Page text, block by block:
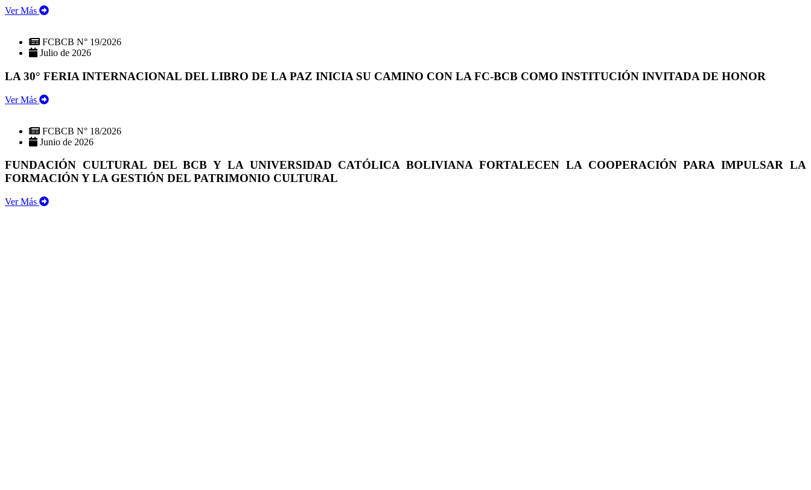
Ver Más
FCBCB N° 19/2026
Julio de 2026
LA 30° FERIA INTERNACIONAL DEL LIBRO DE LA PAZ INICIA SU CAMINO CON LA FC-BCB COMO INSTITUCIÓN INVITADA DE HONOR
Ver Más
FCBCB N° 18/2026
Junio de 2026
FUNDACIÓN CULTURAL DEL BCB Y LA UNIVERSIDAD CATÓLICA BOLIVIANA FORTALECEN LA COOPERACIÓN PARA IMPULSAR LA
FORMACIÓN Y LA GESTIÓN DEL PATRIMONIO CULTURAL
Ver Más